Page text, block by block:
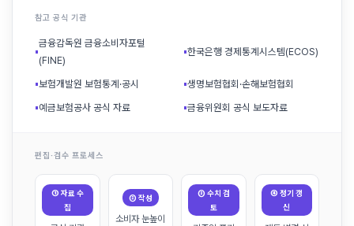
참고 공식 기관
▪
금융감독원 금융소비자포털
(FINE)
▪한국은행 경제통계시스템(ECOS)
▪보험개발원 보험통계·공시 ▪생명보험협회·손해보험협회
▪예금보험공사 공식 자료 ▪금융위원회 공식 보도자료
편집·검수 프로세스
① 자료 수
집
② 작성
소비자 눈높이
③ 수치 검
토
④ 정기 갱
신